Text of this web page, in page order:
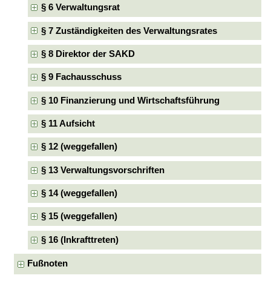
§ 6 Verwaltungsrat
§ 7 Zuständigkeiten des Verwaltungsrates
§ 8 Direktor der SAKD
§ 9 Fachausschuss
§ 10 Finanzierung und Wirtschaftsführung
§ 11 Aufsicht
§ 12 (weggefallen)
§ 13 Verwaltungsvorschriften
§ 14 (weggefallen)
§ 15 (weggefallen)
§ 16 (Inkrafttreten)
Fußnoten